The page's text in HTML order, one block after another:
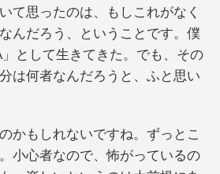
て思ったのは、もしこれがなく
んだろう、ということです。僕
として生きてきた。でも、その
は何者なんだろうと、ふと思い
かもしれないですね。ずっとこ
小心者なので、怖がっているの